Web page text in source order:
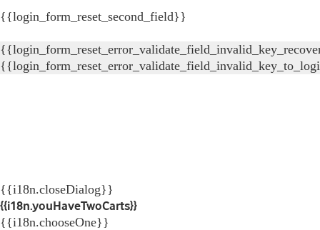
{{login_form_reset_second_field}}
{{i18n.closeDialog}}
{{i18n.youHaveTwoCarts}}
{{i18n.chooseOne}}